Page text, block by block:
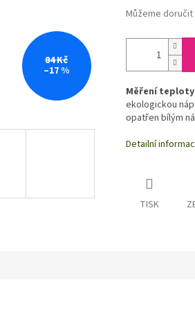
84 Kč
–17 %
Můžeme doručit
Měření teploty:
ekologickou
opatřen bílým
Detailní
TISK